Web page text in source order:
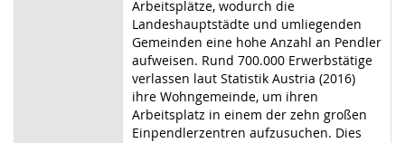
Arbeitsplätze, wodurch die
Landeshauptstädte und umliegenden
Gemeinden eine hohe Anzahl an Pendler
aufweisen. Rund 700.000 Erwerbstätige
verlassen laut Statistik Austria (2016)
ihre Wohngemeinde, um ihren
Arbeitsplatz in einem der zehn großen
Einpendlerzentren aufzusuchen. Dies